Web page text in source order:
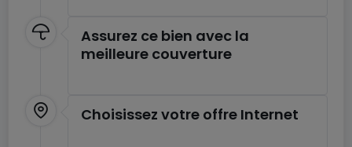
Assurez ce bien avec la
meilleure couverture
Choisissez votre offre Internet